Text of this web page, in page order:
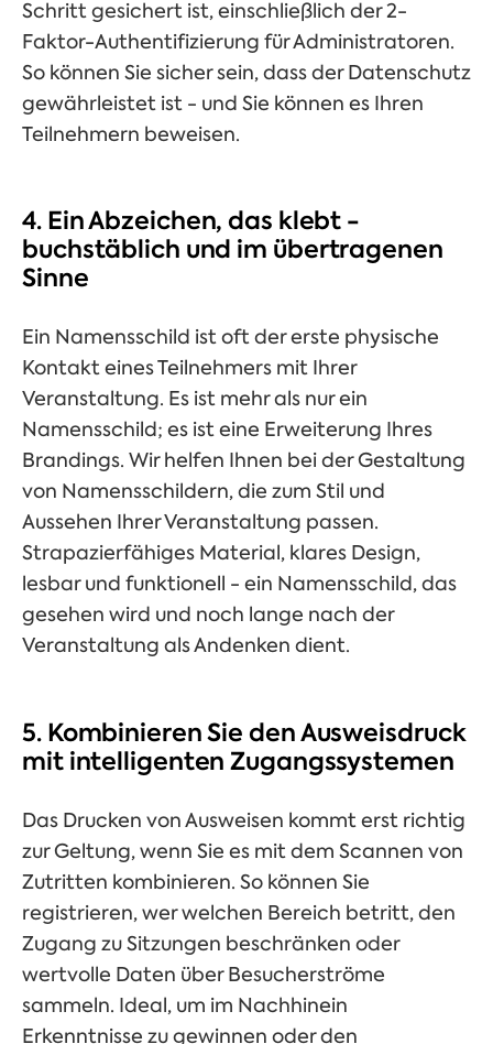
Schritt gesichert ist, einschließlich der 2-
Faktor-Authentifizierung für Administratoren.
So können Sie sicher sein, dass der Datenschutz
gewährleistet ist - und Sie können es Ihren
Teilnehmern beweisen.
4. Ein Abzeichen, das klebt -
buchstäblich und im übertragenen
Sinne
Ein Namensschild ist oft der erste physische
Kontakt eines Teilnehmers mit Ihrer
Veranstaltung. Es ist mehr als nur ein
Namensschild; es ist eine Erweiterung Ihres
Brandings. Wir helfen Ihnen bei der Gestaltung
von Namensschildern, die zum Stil und
Aussehen Ihrer Veranstaltung passen.
Strapazierfähiges Material, klares Design,
lesbar und funktionell - ein Namensschild, das
gesehen wird und noch lange nach der
Veranstaltung als Andenken dient.
5. Kombinieren Sie den Ausweisdruck
mit intelligenten Zugangssystemen
Das Drucken von Ausweisen kommt erst richtig
zur Geltung, wenn Sie es mit dem Scannen von
Zutritten kombinieren. So können Sie
registrieren, wer welchen Bereich betritt, den
Zugang zu Sitzungen beschränken oder
wertvolle Daten über Besucherströme
sammeln. Ideal, um im Nachhinein
Erkenntnisse zu gewinnen oder den